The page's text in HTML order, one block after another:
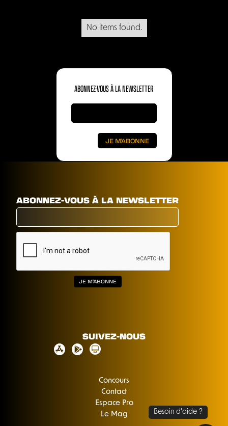
No items found.
ABONNEZ-VOUS À LA NEWSLETTER
ABONNEZ-VOUS À LA NEWSLETTER
SUIVEZ-NOUS
Concours
Contact
Espace Pro
Le Mag